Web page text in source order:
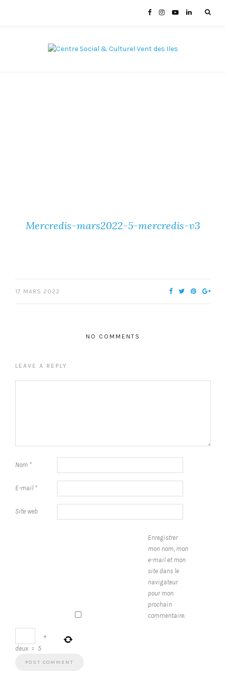
Mercredis-mars2022-5-mercredis-v3
17 MARS 2022
NO COMMENTS
LEAVE A REPLY
Nom *
E-mail *
Site web
Enregistrer
mon nom, mon
e-mail et mon
site dans le
navigateur
pour mon
prochain
commentaire.
+
deux = 5